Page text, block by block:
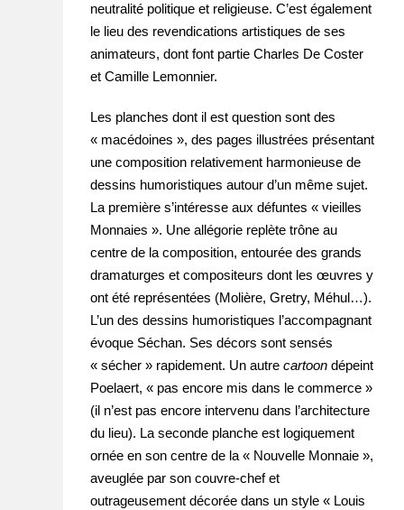
neutralité politique et religieuse. C’est également
le lieu des revendications artistiques de ses
animateurs, dont font partie Charles De Coster
et Camille Lemonnier.
Les planches dont il est question sont des
« macédoines », des pages illustrées présentant
une composition relativement harmonieuse de
dessins humoristiques autour d’un même sujet.
La première s’intéresse aux défuntes « vieilles
Monnaies ». Une allégorie replète trône au
centre de la composition, entourée des grands
dramaturges et compositeurs dont les œuvres y
ont été représentées (Molière, Gretry, Méhul…).
L’un des dessins humoristiques l’accompagnant
évoque Séchan. Ses décors sont sensés
« sécher » rapidement. Un autre cartoon dépeint
Poelaert, « pas encore mis dans le commerce »
(il n’est pas encore intervenu dans l’architecture
du lieu). La seconde planche est logiquement
ornée en son centre de la « Nouvelle Monnaie »,
aveuglée par son couvre-chef et
outrageusement décorée dans un style « Louis